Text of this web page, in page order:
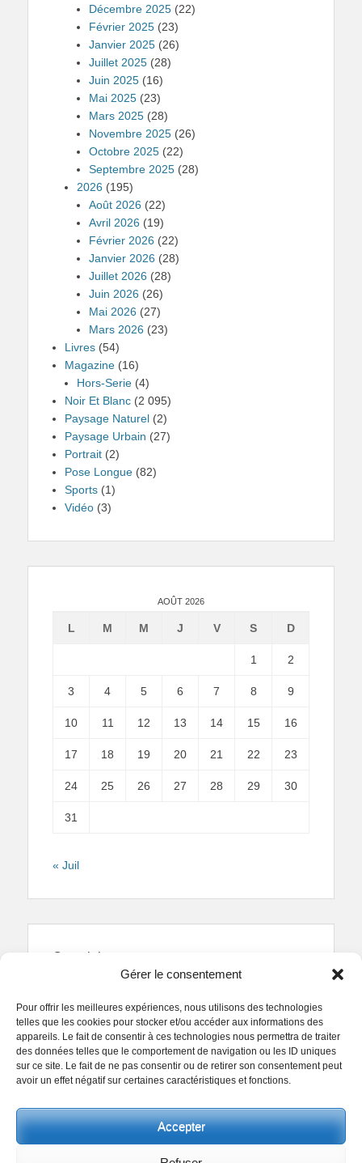
Gérer le consentement
Pour offrir les meilleures expériences, nous utilisons des technologies
telles que les cookies pour stocker et/ou accéder aux informations des
appareils. Le fait de consentir à ces technologies nous permettra de traiter
des données telles que le comportement de navigation ou les ID uniques
sur ce site. Le fait de ne pas consentir ou de retirer son consentement peut
avoir un effet négatif sur certaines caractéristiques et fonctions.
Accepter
Décembre 2025 (22)
Février 2025 (23)
Janvier 2025 (26)
Juillet 2025 (28)
Juin 2025 (16)
Mai 2025 (23)
Mars 2025 (28)
Novembre 2025 (26)
Octobre 2025 (22)
Septembre 2025 (28)
2026 (195)
Août 2026 (22)
Avril 2026 (19)
Février 2026 (22)
Janvier 2026 (28)
Juillet 2026 (28)
Juin 2026 (26)
Mai 2026 (27)
Mars 2026 (23)
Livres (54)
Magazine (16)
Hors-Serie (4)
Noir Et Blanc (2 095)
Paysage Naturel (2)
Paysage Urbain (27)
Portrait (2)
Pose Longue (82)
Sports (1)
Vidéo (3)
AOÛT 2026
L M M J V S D
1 2
3 4 5 6 7 8 9
10 11 12 13 14 15 16
17 18 19 20 21 22 23
24 25 26 27 28 29 30
31
« Juil
Copyright
Reproduction interdite.Textes et photographies
© Regards Parisiens 2011-2026.
Copyright © 2026Collectif Regards Parisiens. All
Rights Reserved.Politique de confidentialité
Clean Box byCatch Themes